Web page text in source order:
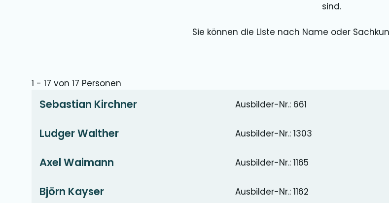
sind.
Sie können die Liste nach Name oder
1 - 17 von 17 Personen
Sebastian Kirchner Ausbilder-Nr.: 661
Ludger Walther Ausbilder-Nr.: 1303
Axel Waimann Ausbilder-Nr.: 1165
Björn Kayser Ausbilder-Nr.: 1162